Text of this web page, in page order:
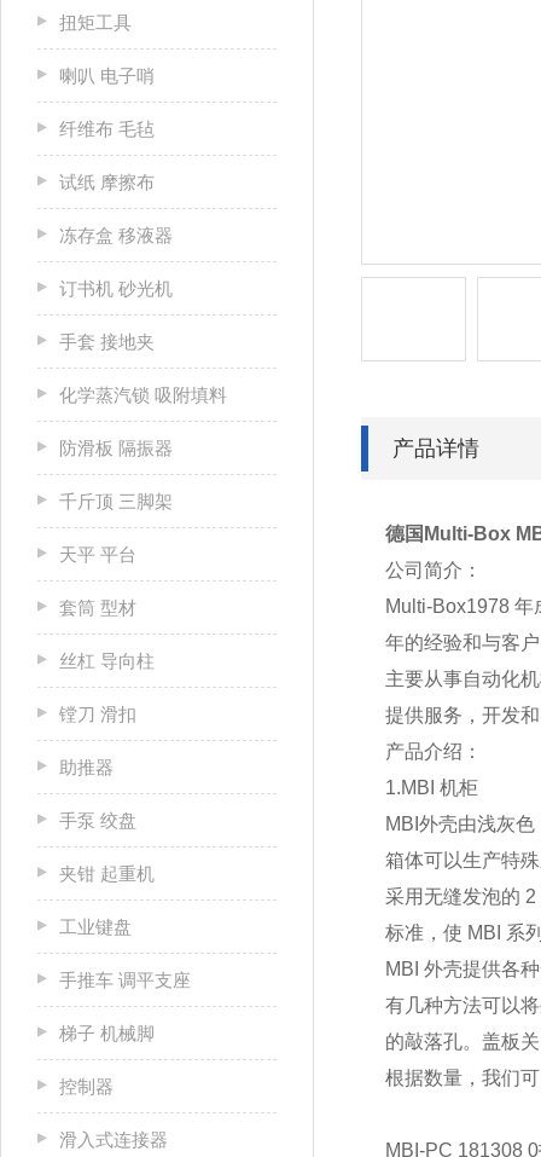
扭矩工具
喇叭 电子哨
纤维布 毛毡
试纸 摩擦布
冻存盒 移液器
订书机 砂光机
手套 接地夹
化学蒸汽锁 吸附填料
防滑板 隔振器
千斤顶 三脚架
天平 平台
套筒 型材
丝杠 导向柱
镗刀 滑扣
助推器
手泵 绞盘
夹钳 起重机
工业键盘
手推车 调平支座
梯子 机械脚
控制器
滑入式连接器
产品详情
德国Multi-Box
公司简介：
Multi-Box1978
年的经验和与客
主要从事自动化
提供服务，开发
产品介绍：
1.MBI 机柜
MBI外壳由浅灰
箱体可以生产特
采用无缝发泡的
标准，使 MBI 系
MBI 外壳提供各
有几种方法可以
的敲落孔。盖板
根据数量，我们
MBI-PC 181308